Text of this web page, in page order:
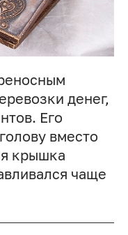
денег,
Его
вместо
крышка
чаще